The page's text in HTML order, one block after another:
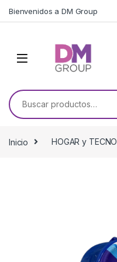
Bienvenidos a DM Group
Buscar por:
Inicio HOGAR y TECNO